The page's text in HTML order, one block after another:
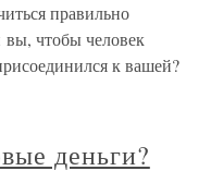
правильно
вы, чтобы человек
к вашей?
деньги?